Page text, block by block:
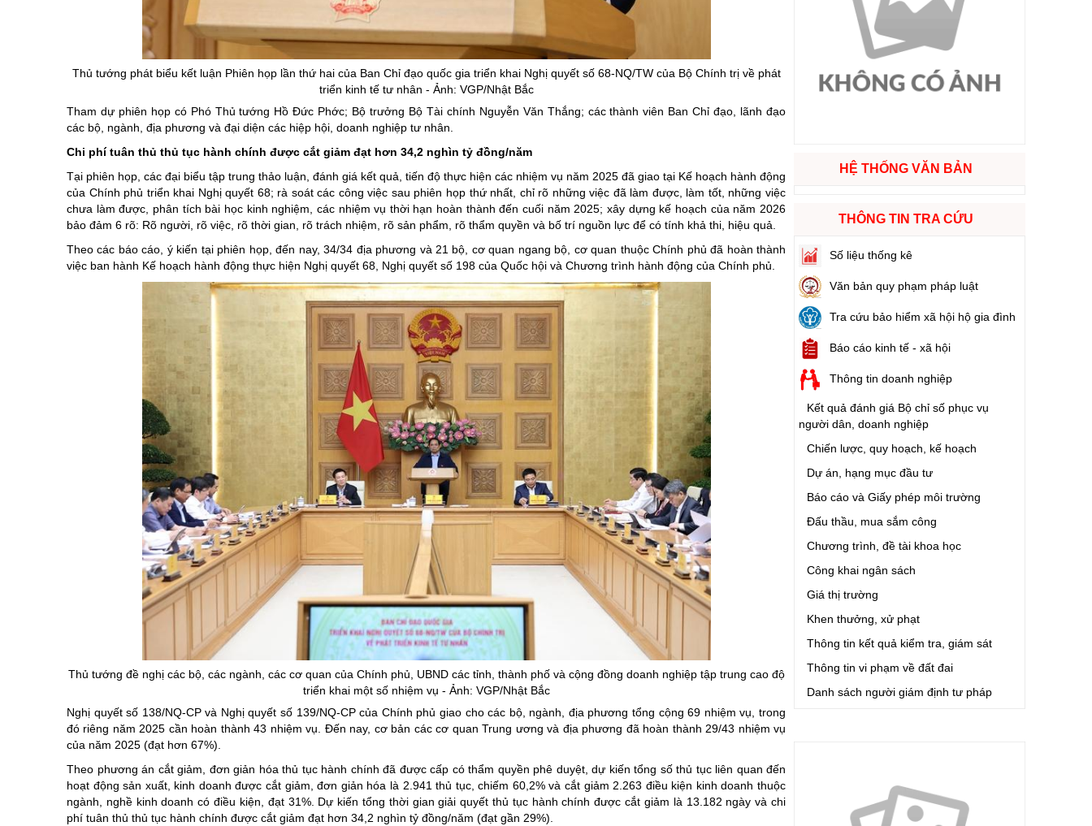
Chuyên đề tổng hợp Giảm nghèo bền vững
Đưa nghị quyết của Đảng vào cuộc sống
Bầu cử đại biểu Quốc hội khóa XVI và đại biểu Hội đồng nhân dân các cấp nhiệm kỳ 2026 - 2031
Thông tin biên giới
Người Việt Nam ưu tiên dùng hàng Việt Nam
Điểm báo
Phóng sự ảnh
Chuyên mục khác
Thủ tướng phát biểu kết luận Phiên họp lần thứ hai của Ban Chỉ đạo quốc gia triển khai Nghị quyết số 68-NQ/TW của Bộ Chính trị về phát
triển kinh tế tư nhân - Ảnh: VGP/Nhật Bắc
Tham dự phiên họp có Phó Thủ tướng Hồ Đức Phớc; Bộ trưởng Bộ Tài chính Nguyễn Văn Thắng; các thành viên Ban Chỉ đạo, lãnh đạo
các bộ, ngành, địa phương và đại diện các hiệp hội, doanh nghiệp tư nhân.
Chi phí tuân thủ thủ tục hành chính được cắt giảm đạt hơn 34,2 nghìn tỷ đồng/năm
Tại phiên họp, các đại biểu tập trung thảo luận, đánh giá kết quả, tiến độ thực hiện các nhiệm vụ năm 2025 đã giao tại Kế hoạch hành động
của Chính phủ triển khai Nghị quyết 68; rà soát các công việc sau phiên họp thứ nhất, chỉ rõ những việc đã làm được, làm tốt, những việc
chưa làm được, phân tích bài học kinh nghiệm, các nhiệm vụ thời hạn hoàn thành đến cuối năm 2025; xây dựng kế hoạch của năm 2026
bảo đảm 6 rõ: Rõ người, rõ việc, rõ thời gian, rõ trách nhiệm, rõ sản phẩm, rõ thẩm quyền và bố trí nguồn lực để có tính khả thi, hiệu quả.
Theo các báo cáo, ý kiến tại phiên họp, đến nay, 34/34 địa phương và 21 bộ, cơ quan ngang bộ, cơ quan thuộc Chính phủ đã hoàn thành
việc ban hành Kế hoạch hành động thực hiện Nghị quyết 68, Nghị quyết số 198 của Quốc hội và Chương trình hành động của Chính phủ.
Thủ tướng đề nghị các bộ, các ngành, các cơ quan của Chính phủ, UBND các tỉnh, thành phố và cộng đồng doanh nghiệp tập trung cao độ
triển khai một số nhiệm vụ - Ảnh: VGP/Nhật Bắc
Nghị quyết số 138/NQ-CP và Nghị quyết số 139/NQ-CP của Chính phủ giao cho các bộ, ngành, địa phương tổng cộng 69 nhiệm vụ, trong
đó riêng năm 2025 cần hoàn thành 43 nhiệm vụ. Đến nay, cơ bản các cơ quan Trung ương và địa phương đã hoàn thành 29/43 nhiệm vụ
của năm 2025 (đạt hơn 67%).
Theo phương án cắt giảm, đơn giản hóa thủ tục hành chính đã được cấp có thẩm quyền phê duyệt, dự kiến tổng số thủ tục liên quan đến
hoạt động sản xuất, kinh doanh được cắt giảm, đơn giản hóa là 2.941 thủ tục, chiếm 60,2% và cắt giảm 2.263 điều kiện kinh doanh thuộc
ngành, nghề kinh doanh có điều kiện, đạt 31%. Dự kiến tổng thời gian giải quyết thủ tục hành chính được cắt giảm là 13.182 ngày và chi
phí tuân thủ thủ tục hành chính được cắt giảm đạt hơn 34,2 nghìn tỷ đồng/năm (đạt gần 29%).
HỆ THỐNG VĂN BẢN
THÔNG TIN TRA CỨU
Số liệu thống kê
Văn bản quy phạm pháp luật
Tra cứu bảo hiểm xã hội hộ gia đình
Báo cáo kinh tế - xã hội
Thông tin doanh nghiệp
Kết quả đánh giá Bộ chỉ số phục vụ
người dân, doanh nghiệp
Chiến lược, quy hoạch, kế hoạch
Dự án, hạng mục đầu tư
Báo cáo và Giấy phép môi trường
Đấu thầu, mua sắm công
Chương trình, đề tài khoa học
Công khai ngân sách
Giá thị trường
Khen thưởng, xử phạt
Thông tin kết quả kiểm tra, giám sát
Thông tin vi phạm về đất đai
Danh sách người giám định tư pháp